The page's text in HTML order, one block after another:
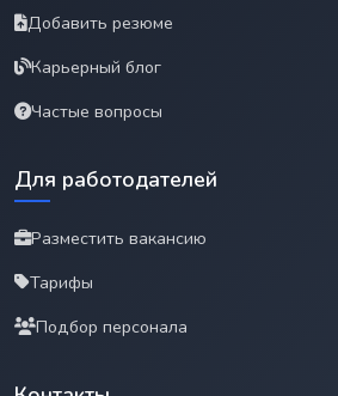
Добавить резюме
Карьерный блог
Частые вопросы
Для работодателей
Разместить вакансию
Тарифы
Подбор персонала